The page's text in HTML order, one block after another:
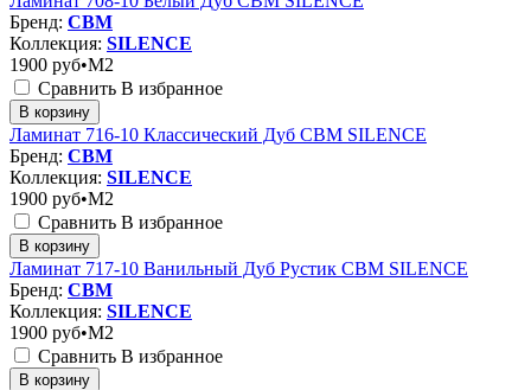
Бренд: CBM
Коллекция: SILENCE
1900 руб•M2
Сравнить В избранное
В корзину
Ламинат 716-10 Классический Дуб CBM SILENCE
Бренд: CBM
Коллекция: SILENCE
1900 руб•M2
Сравнить В избранное
В корзину
Ламинат 717-10 Ванильный Дуб Рустик CBM SILENCE
Бренд: CBM
Коллекция: SILENCE
1900 руб•M2
Сравнить В избранное
В корзину